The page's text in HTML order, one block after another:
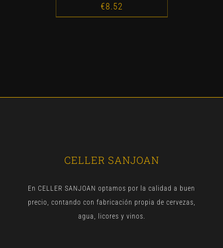
€8.52
CELLER SANJOAN
En CELLER SANJOAN optamos por la calidad a buen
precio, contando con fabricación propia de cervezas,
agua, licores y vinos.